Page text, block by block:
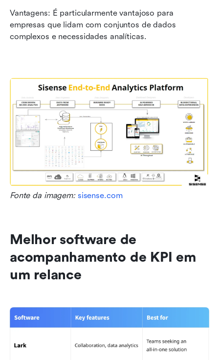
Vantagens: É particularmente vantajoso para
empresas que lidam com conjuntos de dados
complexos e necessidades analíticas.
Fonte da imagem: sisense.com
Melhor software de
acompanhamento de KPI em
um relance